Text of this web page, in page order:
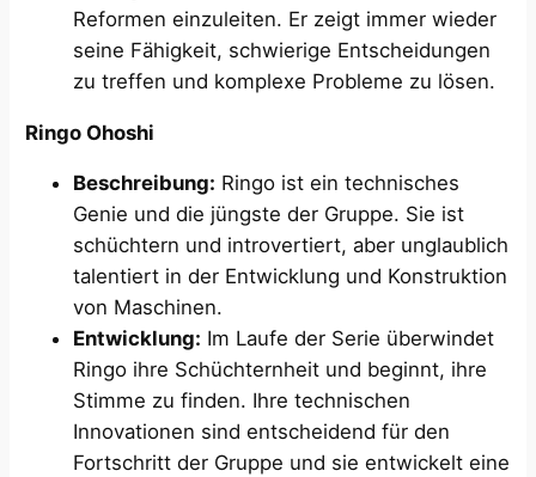
Reformen einzuleiten. Er zeigt immer wieder
seine Fähigkeit, schwierige Entscheidungen
zu treffen und komplexe Probleme zu lösen.
Ringo Ohoshi
Beschreibung: Ringo ist ein technisches
Genie und die jüngste der Gruppe. Sie ist
schüchtern und introvertiert, aber unglaublich
talentiert in der Entwicklung und Konstruktion
von Maschinen.
Entwicklung: Im Laufe der Serie überwindet
Ringo ihre Schüchternheit und beginnt, ihre
Stimme zu finden. Ihre technischen
Innovationen sind entscheidend für den
Fortschritt der Gruppe und sie entwickelt eine